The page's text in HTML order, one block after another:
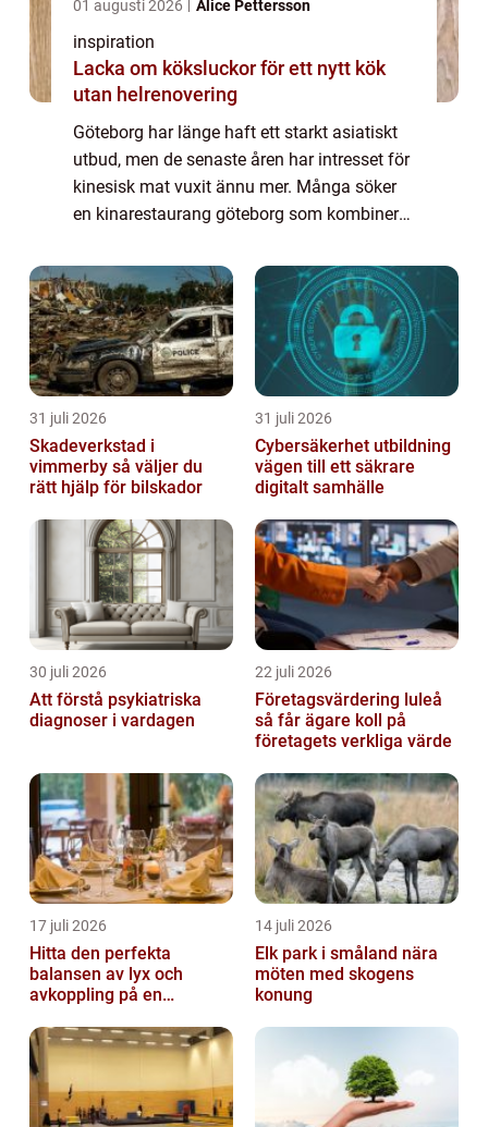
01 augusti 2026 Alice Pettersson
inspiration
Lacka om köksluckor för ett nytt kök
utan helrenovering
Göteborg har länge haft ett starkt asiatiskt
utbud, men de senaste åren har intresset för
kinesisk mat vuxit ännu mer. Många söker
en kinarestaurang göteborg som kombinerar
som buffé, mongolisk grill och sush...
31 juli 2026
Skadeverkstad i
vimmerby så väljer du
rätt hjälp för bilskador
31 juli 2026
Cybersäkerhet utbildning
vägen till ett säkrare
digitalt samhälle
30 juli 2026
Att förstå psykiatriska
diagnoser i vardagen
22 juli 2026
Företagsvärdering luleå
så får ägare koll på
företagets verkliga värde
17 juli 2026
Hitta den perfekta
balansen av lyx och
avkoppling på en
Östermalm
14 juli 2026
Elk park i småland nära
möten med skogens
konung